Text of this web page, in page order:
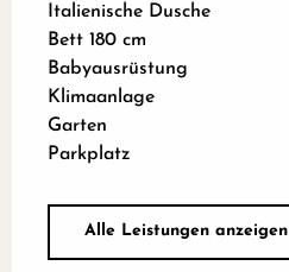
Italienische Dusche
Bett 180 cm
Babyausrüstung
Klimaanlage
Garten
Parkplatz
Alle Leistungen anzeigen